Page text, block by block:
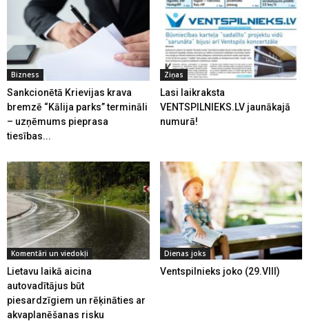
Bizness
Sankcionētā Krievijas krava
bremzē “Kālija parks” termināli
– uzņēmums pieprasa
tiesības...
Ziņas
Lasi laikraksta
VENTSPILNIEKS.LV jaunākajā
numurā!
Komentāri un viedokļi
Lietavu laikā aicina
autovadītājus būt
piesardzīgiem un rēķināties ar
akvaplanēšanas risku
Dienas joks
Ventspilnieks joko (29.VIII)